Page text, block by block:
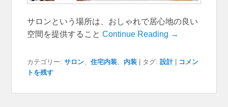
サロンという場所は、おしゃれで居心地の良い
空間を提供することContinue Reading →
カテゴリー: サロン 、住宅内装 内装 | タグ: 設計 | コメン
トを残す